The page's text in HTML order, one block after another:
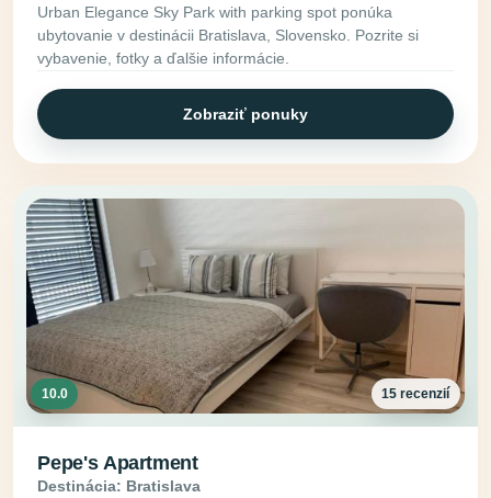
Urban Elegance Sky Park with parking spot ponúka
ubytovanie v destinácii Bratislava, Slovensko. Pozrite si
vybavenie, fotky a ďalšie informácie.
Zobraziť ponuky
10.0 15 recenzií
Pepe's Apartment
Destinácia: Bratislava